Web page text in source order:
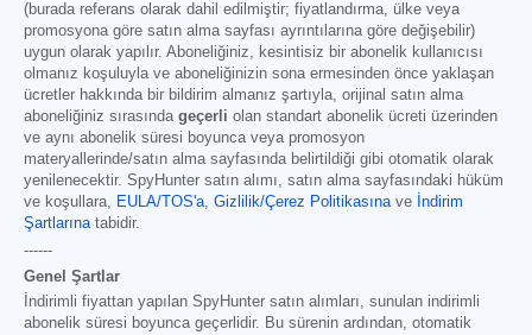
(burada referans olarak dahil edilmiştir; fiyatlandırma, ülke veya
promosyona göre satın alma sayfası ayrıntılarına göre değişebilir)
uygun olarak yapılır. Aboneliğiniz, kesintisiz bir abonelik kullanıcısı
olmanız koşuluyla ve aboneliğinizin sona ermesinden önce yaklaşan
ücretler hakkında bir bildirim almanız şartıyla, orijinal satın alma
aboneliğiniz sırasında geçerli olan standart abonelik ücreti üzerinden
ve aynı abonelik süresi boyunca veya promosyon
materyallerinde/satın alma sayfasında belirtildiği gibi otomatik olarak
yenilenecektir. SpyHunter satın alımı, satın alma sayfasındaki hüküm
ve koşullara, EULA/TOS'a, Gizlilik/Çerez Politikasınave İndirim
Şartlarınatabidir.
------
Genel Şartlar
İndirimli fiyattan yapılan SpyHunter satın alımları, sunulan indirimli
abonelik süresi boyunca geçerlidir. Bu sürenin ardından, otomatik